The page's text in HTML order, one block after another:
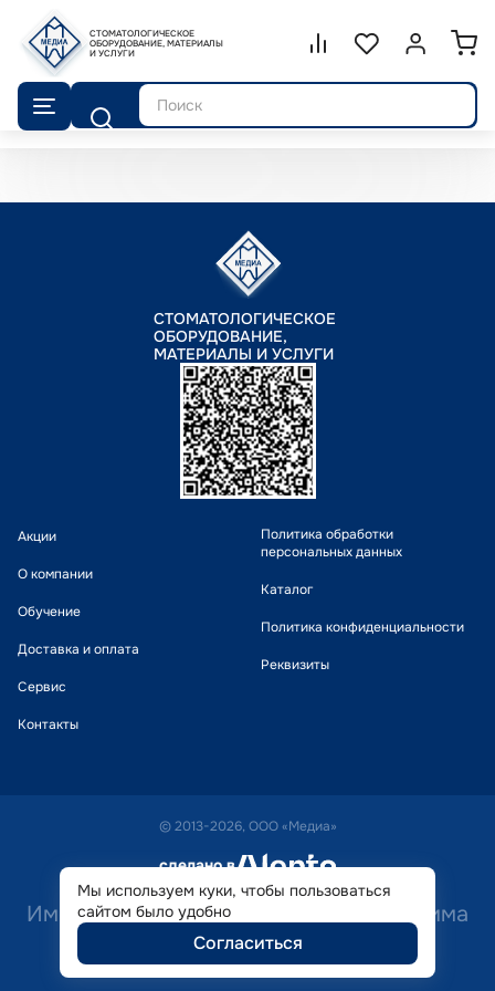
СТОМАТОЛОГИЧЕСКОЕ
ОБОРУДОВАНИЕ, МАТЕРИАЛЫ
И УСЛУГИ
Сравнение.
СписокВойти или
Поиск
СТОМАТОЛОГИЧЕСКОЕ
ОБОРУДОВАНИЕ,
МАТЕРИАЛЫ И УСЛУГИ
Акции
О компании
Обучение
Доставка и оплата
Сервис
Контакты
Политика обработки
персональных данных
Каталог
Политика конфиденциальности
Реквизиты
© 2013-2026, ООО «Медиа»
сделано в alente
Имеются противопоказания. Необходима
консультация специалиста.
Мы используем куки, чтобы пользоваться
сайтом было удобно
Согласиться